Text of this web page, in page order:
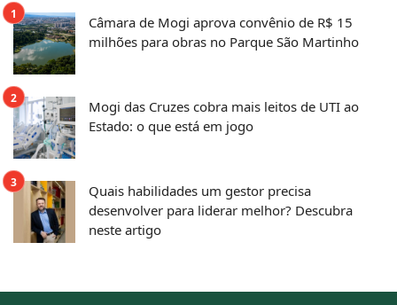
Câmara de Mogi aprova convênio de R$ 15
milhões para obras no Parque São Martinho
Mogi das Cruzes cobra mais leitos de UTI ao
Estado: o que está em jogo
Quais habilidades um gestor precisa
desenvolver para liderar melhor? Descubra
neste artigo